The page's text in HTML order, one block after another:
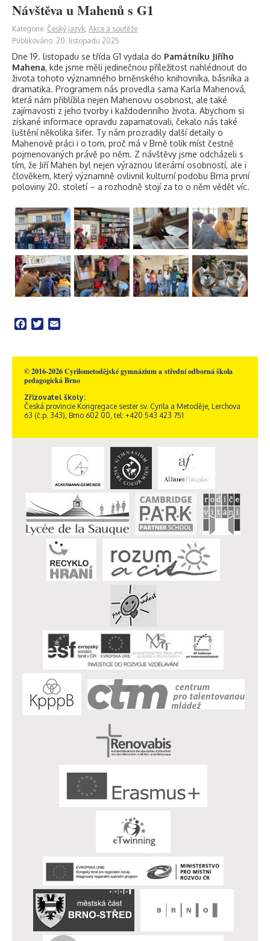
Návštěva u Mahenů s G1
Kategorie: Český jazyk, Akce a soutěže
Publikováno: 20. listopadu 2025
Dne 19. listopadu se třída G1 vydala do Památníku Jiřího
Mahena, kde jsme měli jedinečnou příležitost nahlédnout do
života tohoto významného brněnského knihovníka, básníka a
dramatika. Programem nás provedla sama Karla Mahenová,
která nám přiblížila nejen Mahenovu osobnost, ale také
zajímavosti z jeho tvorby i každodenního života. Abychom si
získané informace opravdu zapamatovali, čekalo nás také
luštění několika šifer. Ty nám prozradily další detaily o
Mahenově práci i o tom, proč má v Brně tolik míst čestně
pojmenovaných právě po něm. Z návštěvy jsme odcházeli s
tím, že Jiří Mahen byl nejen výraznou literární osobností, ale i
člověkem, který významně ovlivnil kulturní podobu Brna první
poloviny 20. století – a rozhodně stojí za to o něm vědět víc.
Facebook
Twitter
© 2016-2026 Cyrilometodějské gymnázium a střední odborná škola
pedagogická Brno
Zřizovatel školy:
Česká provincie Kongregace sester sv. Cyrila a Metoděje, Lerchova
63 (č.p. 343), Brno 602 00, tel: +420 543 423 751